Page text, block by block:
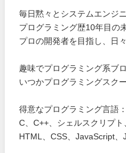
毎日黙々とシステムエンジ
プログラミング歴10年目の
プロの開発者を目指し、
趣味でプログラミング系ブ
いつかプログラミングスク
得意なプログラミング言語：
C、C++、シェルスクリプト
HTML、CSS、JavaScript、